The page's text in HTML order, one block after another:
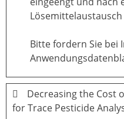
Bitte fordern Sie bei
Decreasing the Cost
for Trace Pesticide